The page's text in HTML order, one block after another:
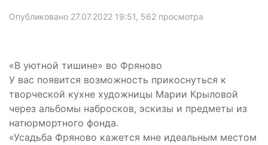
Опубликовано 27.07.2022 19:51, 562 просмотра
«В уютной тишине» во Фряново
У вас появится возможность прикоснуться к
творческой кухне художницы Марии Крыловой
через альбомы набросков, эскизы и предметы из
натюрмортного фонда.
«Усадьба Фряново кажется мне идеальным местом